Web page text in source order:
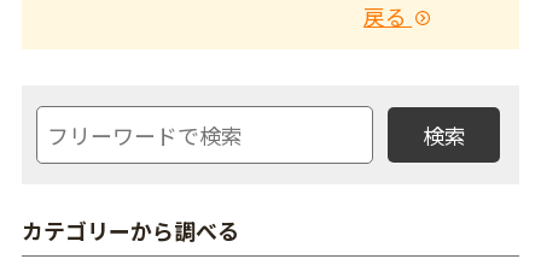
戻る
カテゴリーから調べる